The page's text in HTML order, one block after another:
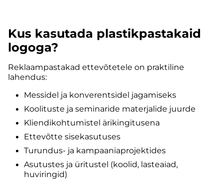
Kus kasutada plastikpastakaid
logoga?
Reklaampastakad ettevõtetele on praktiline
lahendus:
Messidel ja konverentsidel jagamiseks
Koolituste ja seminaride materjalide juurde
Kliendikohtumistel ärikingitusena
Ettevõtte sisekasutuses
Turundus- ja kampaaniaprojektides
Asutustes ja üritustel (koolid, lasteaiad,
huviringid)